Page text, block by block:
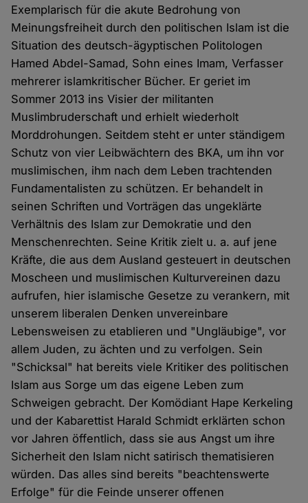
Exemplarisch für die akute Bedrohung von
Meinungsfreiheit durch den politischen Islam ist die
Situation des deutsch-ägyptischen Politologen
Hamed Abdel-Samad, Sohn eines Imam, Verfasser
mehrerer islamkritischer Bücher. Er geriet im
Sommer 2013 ins Visier der militanten
Muslimbruderschaft und erhielt wiederholt
Morddrohungen. Seitdem steht er unter ständigem
Schutz von vier Leibwächtern des BKA, um ihn vor
muslimischen, ihm nach dem Leben trachtenden
Fundamentalisten zu schützen. Er behandelt in
seinen Schriften und Vorträgen das ungeklärte
Verhältnis des Islam zur Demokratie und den
Menschenrechten. Seine Kritik zielt u. a. auf jene
Kräfte, die aus dem Ausland gesteuert in deutschen
Moscheen und muslimischen Kulturvereinen dazu
aufrufen, hier islamische Gesetze zu verankern, mit
unserem liberalen Denken unvereinbare
Lebensweisen zu etablieren und "Ungläubige", vor
allem Juden, zu ächten und zu verfolgen. Sein
"Schicksal" hat bereits viele Kritiker des politischen
Islam aus Sorge um das eigene Leben zum
Schweigen gebracht. Der Komödiant Hape Kerkeling
und der Kabarettist Harald Schmidt erklärten schon
vor Jahren öffentlich, dass sie aus Angst um ihre
Sicherheit den Islam nicht satirisch thematisieren
würden. Das alles sind bereits "beachtenswerte
Erfolge" für die Feinde unserer offenen